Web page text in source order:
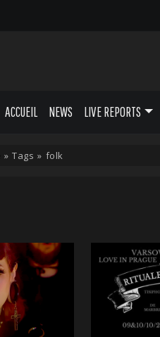
ACCUEIL NEWS LIVE REPORTS
» Tags » folk